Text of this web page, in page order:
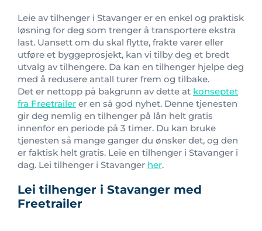
Leie av tilhenger i Stavanger er en enkel og praktisk
løsning for deg som trenger å transportere ekstra
last. Uansett om du skal flytte, frakte varer eller
utføre et byggeprosjekt, kan vi tilby deg et bredt
utvalg av tilhengere. Da kan en tilhenger hjelpe deg
med å redusere antall turer frem og tilbake.
Det er nettopp på bakgrunn av dette at konseptet
fra Freetrailer er en så god nyhet. Denne tjenesten
gir deg nemlig en tilhenger på lån helt gratis
innenfor en periode på 3 timer. Du kan bruke
tjenesten så mange ganger du ønsker det, og den
er faktisk helt gratis. Leie en tilhenger i Stavanger i
dag. Lei tilhenger i Stavanger her.
Lei tilhenger i Stavanger med
Freetrailer